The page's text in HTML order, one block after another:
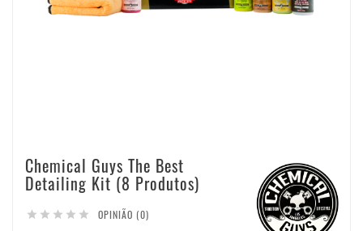
Chemical Guys The Best
Detailing Kit (8 Produtos)
     OPINIÃO (0)